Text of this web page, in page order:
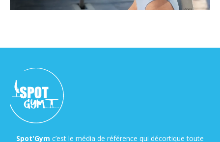
Spot'Gym c’est le média de référence qui décortique toute